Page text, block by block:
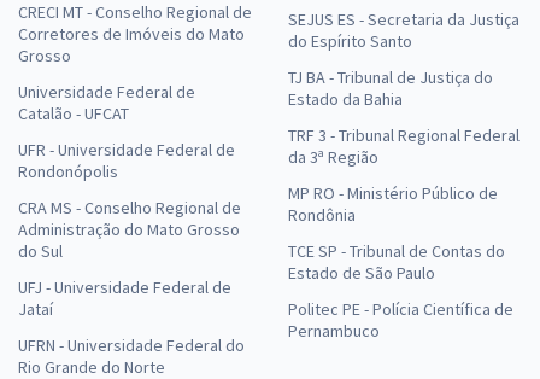
CRECI MT - Conselho Regional de
Corretores de Imóveis do Mato
Grosso
Universidade Federal de
Catalão - UFCAT
UFR - Universidade Federal de
Rondonópolis
CRA MS - Conselho Regional de
Administração do Mato Grosso
do Sul
UFJ - Universidade Federal de
Jataí
UFRN - Universidade Federal do
Rio Grande do Norte
SEJUS ES - Secretaria da Justiça
do Espírito Santo
TJ BA - Tribunal de Justiça do
Estado da Bahia
TRF 3 - Tribunal Regional Federal
da 3ª Região
MP RO - Ministério Público de
Rondônia
TCE SP - Tribunal de Contas do
Estado de São Paulo
Politec PE - Polícia Científica de
Pernambuco